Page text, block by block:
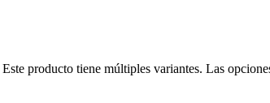
Este producto tiene múltiples variantes. Las